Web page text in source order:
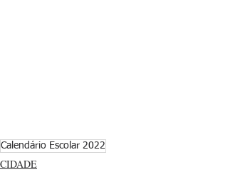
Calendário Escolar 2022
CIDADE